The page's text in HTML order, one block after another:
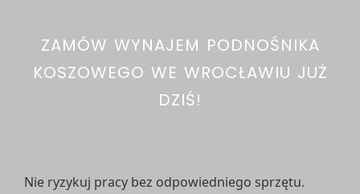
ZAMÓW WYNAJEM PODNOŚNIKA
KOSZOWEGO WE WROCŁAWIU JUŻ
DZIŚ!
Nie ryzykuj pracy bez odpowiedniego sprzętu.